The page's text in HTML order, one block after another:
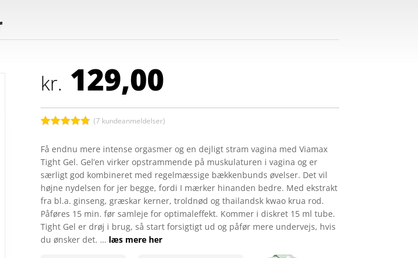
kr. 129,00
som
ud af 5
baseret på
kundebedø
mmelser
(7 kundeanmeldelser)
Få endnu mere intense orgasmer og en dejligt stram vagina med Viamax
Tight Gel. Gel’en virker opstrammende på muskulaturen i vagina og er
særligt god kombineret med regelmæssige bækkenbunds øvelser. Det vil
højne nydelsen for jer begge, fordi I mærker hinanden bedre. Med ekstrakt
fra bl.a. ginseng, græskar kerner, troldnød og thailandsk kwao krua rod.
Påføres 15 min. før samleje for optimaleffekt. Kommer i diskret 15 ml tube.
Tight Gel er drøj i brug, så start forsigtigt ud og påfør mere undervejs, hvis
du ønsker det. … læs mere her